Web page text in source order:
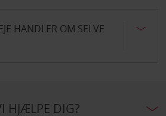
HANDLER OM SELVE
HJÆLPE DIG?